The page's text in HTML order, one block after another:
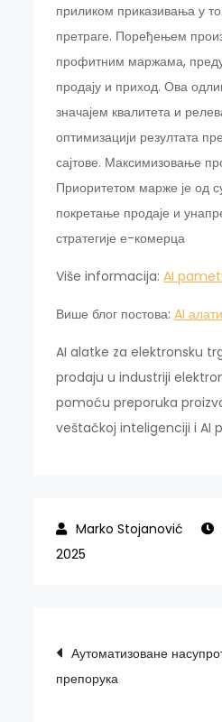
приликом приказивања у
претраге. Поређењем
профитним маржама,
продају и приход. Ова
значајем квалитета и
оптимизацији резултата
сајтове. Максимизовање
Приоритетом марже је од
покретање продаје и
стратегије е-комерца
Više informacija:AI
Више блог постова:AI
AI alatke za elektronsku
prodaju u industriji
pomoću preporuka
veštačkoj inteligenciji i AI
2025
Кретање
чланка
Аутоматизоване
препорука